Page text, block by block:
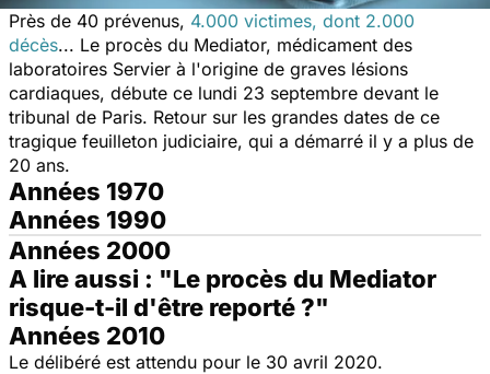
Près de 40 prévenus, 4.000 victimes, dont 2.000
décès... Le procès du Mediator, médicament des
laboratoires Servier à l'origine de graves lésions
cardiaques, débute ce lundi 23 septembre devant le
tribunal de Paris. Retour sur les grandes dates de ce
tragique feuilleton judiciaire, qui a démarré il y a plus de
20 ans.
Années 1970
Années 1990
Années 2000
A lire aussi : "Le procès du Mediator
risque-t-il d'être reporté ?"
Années 2010
Le délibéré est attendu pour le 30 avril 2020.